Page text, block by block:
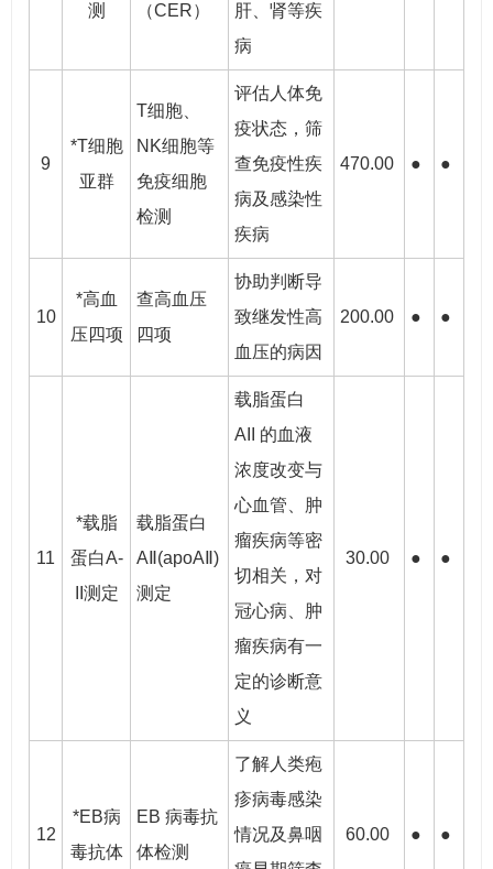
测
（CER）
肝、肾等疾
病
9
*T细胞
亚群
T细胞、
NK细胞等
免疫细胞
检测
评估人体免
疫状态，筛
查免疫性疾
病及感染性
疾病
470.00 ● ●
10
*高血
压四项
查高血压
四项
协助判断导
致继发性高
血压的病因
200.00 ● ●
11
*载脂
蛋白A-
II测定
载脂蛋白
AⅡ(apoAⅡ)
测定
载脂蛋白
AII 的血液
浓度改变与
心血管、肿
瘤疾病等密
切相关，对
冠心病、肿
瘤疾病有一
定的诊断意
义
30.00 ● ●
12
*EB病
毒抗体
EB 病毒抗
体检测
了解人类疱
疹病毒感染
情况及鼻咽
60.00 ● ●